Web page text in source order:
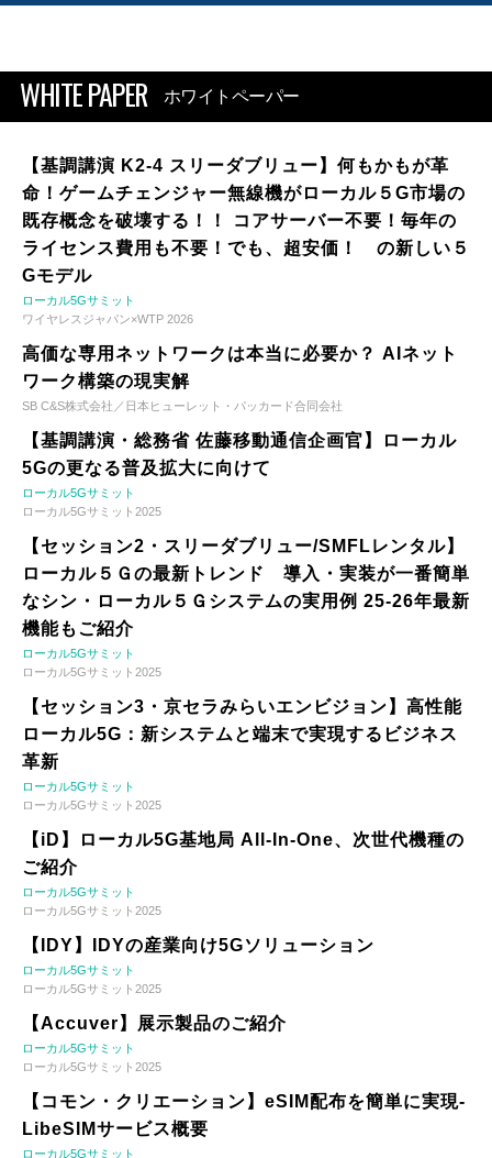
WHITE PAPER ホワイトペーパー
【基調講演 K2-4 スリーダブリュー】何もかもが革
命！ゲームチェンジャー無線機がローカル５G市場の
既存概念を破壊する！！ コアサーバー不要！毎年の
ライセンス費用も不要！でも、超安価！ の新しい５
Gモデル
ローカル5Gサミット
ワイヤレスジャパン×WTP 2026
高価な専用ネットワークは本当に必要か？ AIネット
ワーク構築の現実解
SB C&S株式会社／日本ヒューレット・パッカード合同会社
【基調講演・総務省 佐藤移動通信企画官】ローカル
5Gの更なる普及拡大に向けて
ローカル5Gサミット
ローカル5Gサミット2025
【セッション2・スリーダブリュー/SMFLレンタル】
ローカル５Ｇの最新トレンド 導入・実装が一番簡単
なシン・ローカル５Ｇシステムの実用例 25-26年最新
機能もご紹介
ローカル5Gサミット
ローカル5Gサミット2025
【セッション3・京セラみらいエンビジョン】高性能
ローカル5G：新システムと端末で実現するビジネス
革新
ローカル5Gサミット
ローカル5Gサミット2025
【iD】ローカル5G基地局 All-In-One、次世代機種の
ご紹介
ローカル5Gサミット
ローカル5Gサミット2025
【IDY】IDYの産業向け5Gソリューション
ローカル5Gサミット
ローカル5Gサミット2025
【Accuver】展示製品のご紹介
ローカル5Gサミット
ローカル5Gサミット2025
【コモン・クリエーション】eSIM配布を簡単に実現-
LibeSIMサービス概要
ローカル5Gサミット